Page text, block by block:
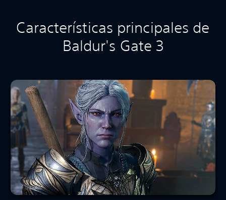
Características principales de
Baldur's Gate 3